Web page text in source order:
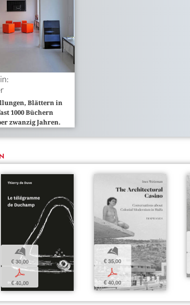
Blättern in
1000 Büchern
zwanzig Jahren.
b
€ 30,00
p
€ 40,00
b
€ 35,00
p
€ 40,00